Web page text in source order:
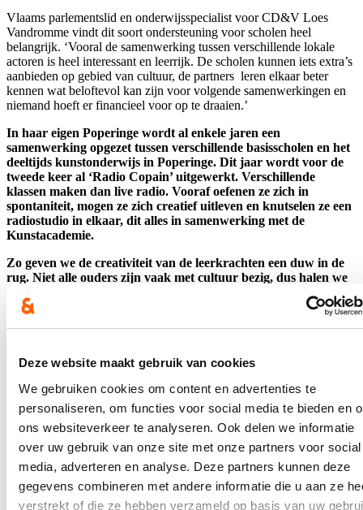
Deze website maakt gebruik van cookies
We gebruiken cookies om content en advertenties te
personaliseren, om functies voor social media te bieden en
ons websiteverkeer te analyseren. Ook delen we informatie
over uw gebruik van onze site met onze partners voor social
media, adverteren en analyse. Deze partners kunnen deze
gegevens combineren met andere informatie die u aan ze
verstrekt of die ze hebben verzameld op basis van uw
Vlaams parlementslid en onderwijsspecialist voor CD&V Loes
Vandromme vindt dit soort ondersteuning voor scholen heel
belangrijk. ‘Vooral de samenwerking tussen verschillende lokale
actoren is heel interessant en leerrijk. De scholen kunnen iets extra’s
aanbieden op gebied van cultuur, de partners leren elkaar beter
kennen wat beloftevol kan zijn voor volgende samenwerkingen en
niemand hoeft er financieel voor op te draaien.’
In haar eigen Poperinge wordt al enkele jaren een
samenwerking opgezet tussen verschillende basisscholen en het
deeltijds kunstonderwijs in Poperinge. Dit jaar wordt voor de
tweede keer al ‘Radio Copain’ uitgewerkt. Verschillende
klassen maken dan live radio. Vooraf oefenen ze zich in
spontaniteit, mogen ze zich creatief uitleven en knutselen ze een
radiostudio in elkaar, dit alles in samenwerking met de
Kunstacademie.
Zo geven we de creativiteit van de leerkrachten een duw in de
rug. Niet alle ouders zijn vaak met cultuur bezig, dus halen we
www.cultuurkuur.be vind je er meer info over!
Blijf je graag op de hoogte?
Ontvang mijn nieuwsbrief.
E-mailadres
Postcode